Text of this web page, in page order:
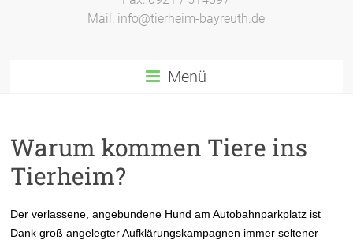
Mail: info@tierheim-bayreuth.de
Menü
Warum kommen Tiere ins
Tierheim?
Der verlassene, angebundene Hund am Autobahnparkplatz ist
Dank groß angelegter Aufklärungskampagnen immer seltener